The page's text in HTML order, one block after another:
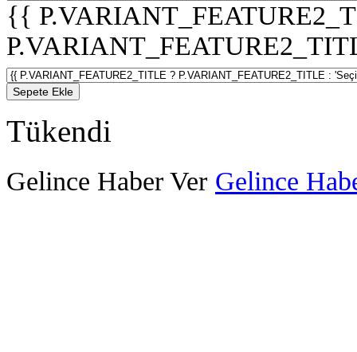
{{
Sepete Ekle
Tükendi
Gelince Haber Ver Gelince